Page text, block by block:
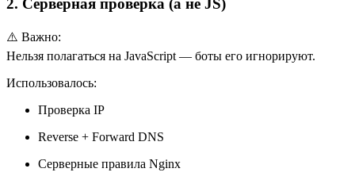
2. Серверная проверка (а не JS)
⚠️ Важно:
Нельзя полагаться на JavaScript — боты его игнорируют.
Использовалось:
Проверка IP
Reverse + Forward DNS
Серверные правила Nginx